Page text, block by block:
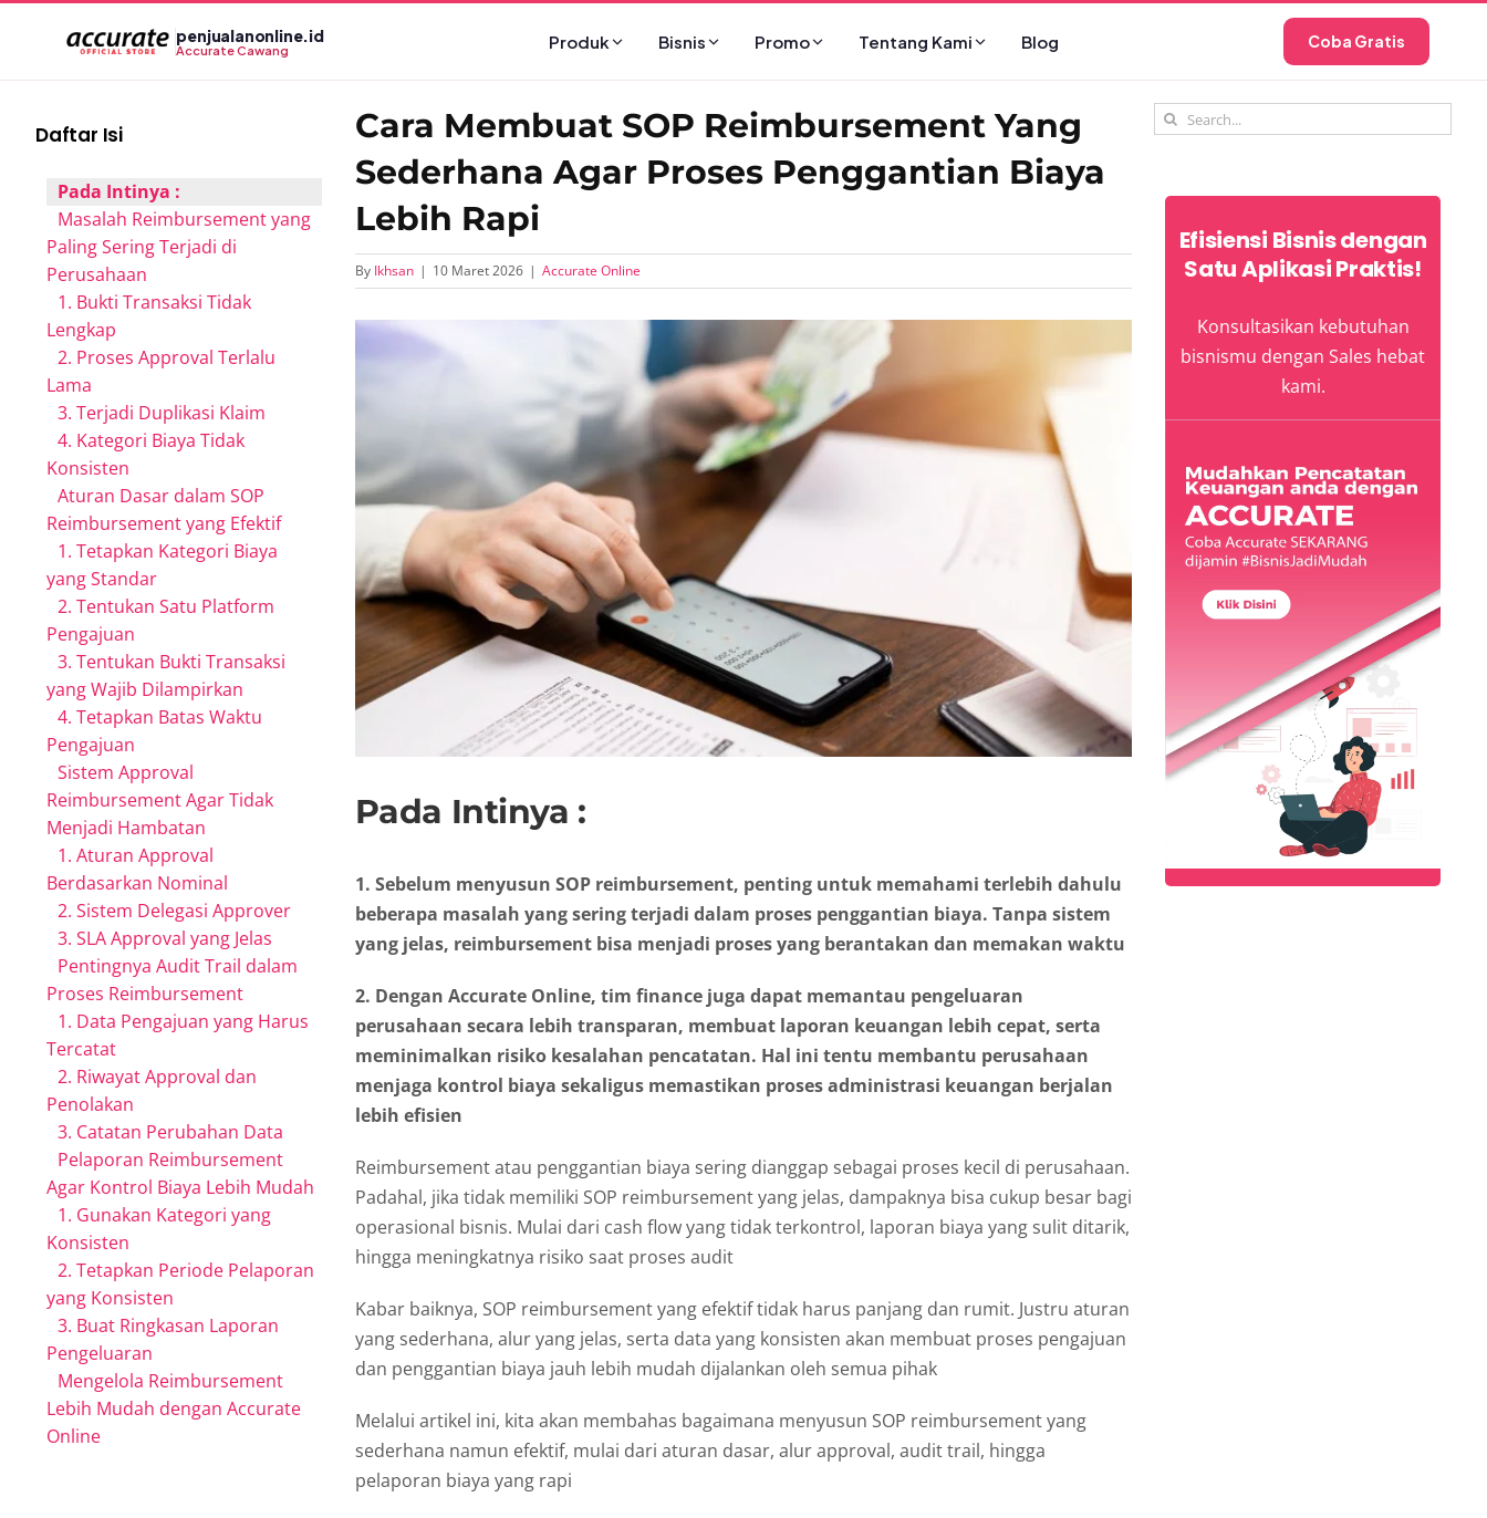
penjualanonline.id
Accurate Cawang Produk Bisnis Promo Tentang Kami Blog Coba Gratis
Cara Membuat SOP Reimbursement Yang
Sederhana Agar Proses Penggantian Biaya
Lebih Rapi
By Ikhsan | 10 Maret 2026 | Accurate Online
View
Pada Intinya :
1. Sebelum menyusun SOP reimbursement, penting untuk memahami terlebih dahulu
beberapa masalah yang sering terjadi dalam proses penggantian biaya. Tanpa sistem
yang jelas, reimbursement bisa menjadi proses yang berantakan dan memakan waktu
2. Dengan Accurate Online, tim finance juga dapat memantau pengeluaran
perusahaan secara lebih transparan, membuat laporan keuangan lebih cepat, serta
meminimalkan risiko kesalahan pencatatan. Hal ini tentu membantu perusahaan
menjaga kontrol biaya sekaligus memastikan proses administrasi keuangan berjalan
lebih efisien
Reimbursement atau penggantian biaya sering dianggap sebagai proses kecil di perusahaan.
Padahal, jika tidak memiliki SOP reimbursement yang jelas, dampaknya bisa cukup besar bagi
operasional bisnis. Mulai dari cash flow yang tidak terkontrol, laporan biaya yang sulit ditarik,
hingga meningkatnya risiko saat proses audit
Kabar baiknya, SOP reimbursement yang efektif tidak harus panjang dan rumit. Justru aturan
yang sederhana, alur yang jelas, serta data yang konsisten akan membuat proses pengajuan
dan penggantian biaya jauh lebih mudah dijalankan oleh semua pihak
Melalui artikel ini, kita akan membahas bagaimana menyusun SOP reimbursement yang
sederhana namun efektif, mulai dari aturan dasar, alur approval, audit trail, hingga
pelaporan biaya yang rapi
Daftar Isi
Pada Intinya :
Masalah Reimbursement yang
Paling Sering Terjadi di
Perusahaan
1. Bukti Transaksi Tidak
Lengkap
2. Proses Approval Terlalu
Lama
3. Terjadi Duplikasi Klaim
4. Kategori Biaya Tidak
Konsisten
Aturan Dasar dalam SOP
Reimbursement yang Efektif
1. Tetapkan Kategori Biaya
yang Standar
2. Tentukan Satu Platform
Pengajuan
3. Tentukan Bukti Transaksi
yang Wajib Dilampirkan
4. Tetapkan Batas Waktu
Pengajuan
Sistem Approval
Reimbursement Agar Tidak
Menjadi Hambatan
1. Aturan Approval
Berdasarkan Nominal
2. Sistem Delegasi Approver
3. SLA Approval yang Jelas
Pentingnya Audit Trail dalam
Proses Reimbursement
1. Data Pengajuan yang Harus
Tercatat
2. Riwayat Approval dan
Penolakan
3. Catatan Perubahan Data
Pelaporan Reimbursement
Agar Kontrol Biaya Lebih Mudah
1. Gunakan Kategori yang
Konsisten
2. Tetapkan Periode Pelaporan
yang Konsisten
3. Buat Ringkasan Laporan
Pengeluaran
Mengelola Reimbursement
Lebih Mudah dengan Accurate
Online
Search
Efisiensi Bisnis dengan
Satu Aplikasi Praktis!
Konsultasikan kebutuhan
bisnismu dengan Sales hebat
kami.